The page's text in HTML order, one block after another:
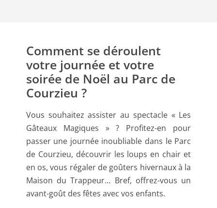
Comment se déroulent
votre journée et votre
soirée de Noël au Parc de
Courzieu ?
Vous souhaitez assister au spectacle « Les
Gâteaux Magiques » ? Profitez-en pour
passer une journée inoubliable dans le Parc
de Courzieu, découvrir les loups en chair et
en os, vous régaler de goûters hivernaux à la
Maison du Trappeur… Bref, offrez-vous un
avant-goût des fêtes avec vos enfants.